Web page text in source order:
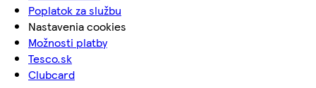
Poplatok za službu
Nastavenia cookies
Možnosti platby
Tesco.sk
Clubcard